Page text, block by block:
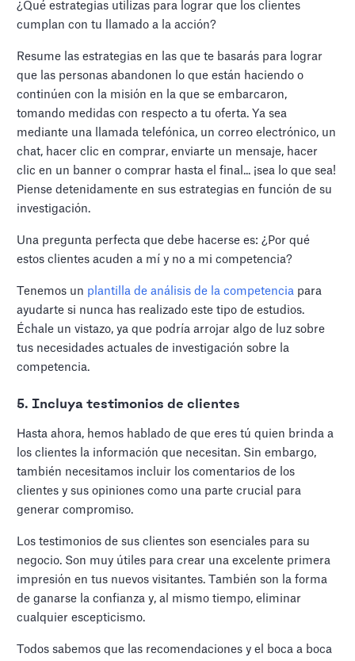
¿Qué estrategias utilizas para lograr que los clientes
cumplan con tu llamado a la acción?
Resume las estrategias en las que te basarás para lograr
que las personas abandonen lo que están haciendo o
continúen con la misión en la que se embarcaron,
tomando medidas con respecto a tu oferta. Ya sea
mediante una llamada telefónica, un correo electrónico, un
chat, hacer clic en comprar, enviarte un mensaje, hacer
clic en un banner o comprar hasta el final... ¡sea lo que sea!
Piense detenidamente en sus estrategias en función de su
investigación.
Una pregunta perfecta que debe hacerse es: ¿Por qué
estos clientes acuden a mí y no a mi competencia?
Tenemos un plantilla de análisis de la competencia para
ayudarte si nunca has realizado este tipo de estudios.
Échale un vistazo, ya que podría arrojar algo de luz sobre
tus necesidades actuales de investigación sobre la
competencia.
5. Incluya testimonios de clientes
Hasta ahora, hemos hablado de que eres tú quien brinda a
los clientes la información que necesitan. Sin embargo,
también necesitamos incluir los comentarios de los
clientes y sus opiniones como una parte crucial para
generar compromiso.
Los testimonios de sus clientes son esenciales para su
negocio. Son muy útiles para crear una excelente primera
impresión en tus nuevos visitantes. También son la forma
de ganarse la confianza y, al mismo tiempo, eliminar
cualquier escepticismo.
Todos sabemos que las recomendaciones y el boca a boca